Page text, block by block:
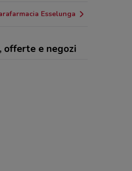
Esselunga
offerte e negozi